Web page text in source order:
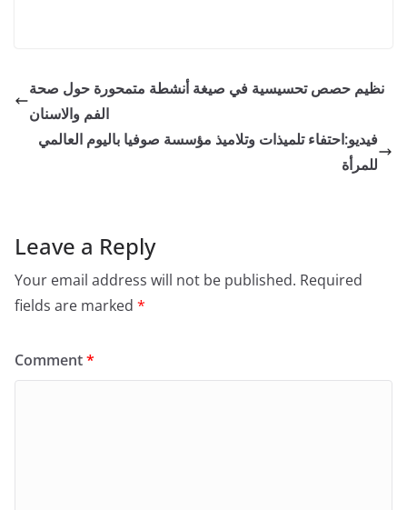
نظيم حصص تحسيسية في صيغة أنشطة متمحورة حول صحة
الفم والاسنان
فيديو:احتفاء تلميذات وتلاميذ مؤسسة صوفيا باليوم العالمي
للمرأة
Leave a Reply
Your email address will not be published. Required
fields are marked *
Comment*